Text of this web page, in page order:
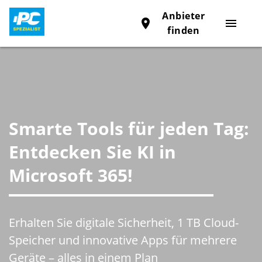
menu
place
Anbieter
finden
Smarte Tools für jeden Tag:
Entdecken Sie KI in
Microsoft 365!
Erhalten Sie digitale Sicherheit, 1 TB Cloud-
Speicher und innovative Apps für mehrere
Geräte – alles in einem Plan